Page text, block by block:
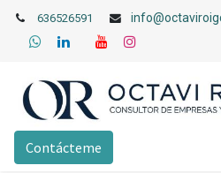
636526591
Contácteme